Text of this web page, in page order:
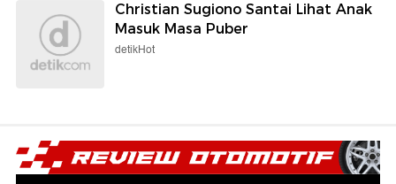
Christian Sugiono Santai Lihat Anak
Masuk Masa Puber
detikHot